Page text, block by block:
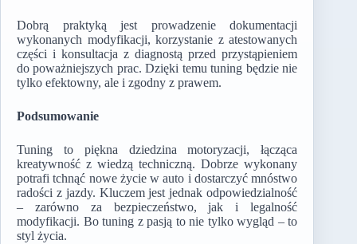
Dobrą praktyką jest prowadzenie dokumentacji
wykonanych modyfikacji, korzystanie z atestowanych
części i konsultacja z diagnostą przed przystąpieniem
do poważniejszych prac. Dzięki temu tuning będzie nie
tylko efektowny, ale i zgodny z prawem.
Podsumowanie
Tuning to piękna dziedzina motoryzacji, łącząca
kreatywność z wiedzą techniczną. Dobrze wykonany
potrafi tchnąć nowe życie w auto i dostarczyć mnóstwo
radości z jazdy. Kluczem jest jednak odpowiedzialność
– zarówno za bezpieczeństwo, jak i legalność
modyfikacji. Bo tuning z pasją to nie tylko wygląd – to
styl życia.